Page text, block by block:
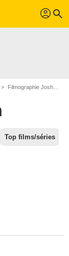
profil search
Filmographie Josh Brolin
Top films/séries